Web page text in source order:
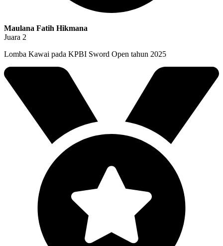
Maulana Fatih Hikmana
Juara 2
Lomba Kawai pada KPBI Sword Open tahun 2025